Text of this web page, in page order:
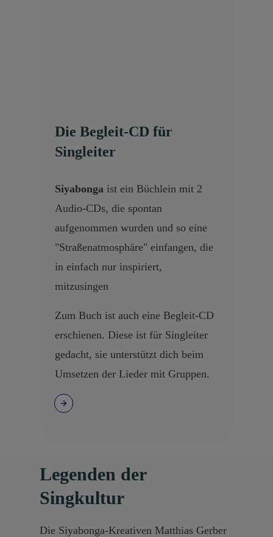
Die Begleit-CD für
Singleiter
Siyabonga ist ein Büchlein mit 2
Audio-CDs, die spontan
aufgenommen wurden und so eine
"Straßenatmosphäre" einfangen, die
in einfach nur inspiriert,
mitzusingen
Zum Buch ist auch eine Begleit-CD
erschienen. Diese ist für Singleiter
gedacht, sie unterstützt dich beim
Umsetzen der Lieder mit Gruppen.
Legenden der
Singkultur
Die Siyabonga-Kreativen Matthias Gerber